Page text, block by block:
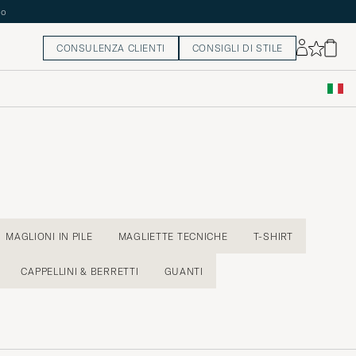
CONSULENZA CLIENTI CONSIGLI DI STILE
MAGLIONI IN PILE MAGLIETTE TECNICHE T-SHIRT
CAPPELLINI & BERRETTI GUANTI